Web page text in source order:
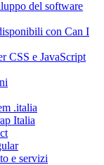
del software
con Can I
CSS e JavaScript
.italia
Italia
e servizi